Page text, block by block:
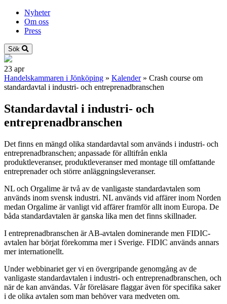
Nyheter
Om oss
Press
Sök
23 apr
Handelskammaren i Jönköping » Kalender » Crash course om
standardavtal i industri- och entreprenadbranschen
Standardavtal i industri- och
entreprenadbranschen
Det finns en mängd olika standardavtal som används i industri- och
entreprenadbranschen; anpassade för alltifrån enkla
produktleveranser, produktleveranser med montage till omfattande
entreprenader och större anläggningsleveranser.
NL och Orgalime är två av de vanligaste standardavtalen som
används inom svensk industri. NL används vid affärer inom Norden
medan Orgalime är vanligt vid affärer framför allt inom Europa. De
båda standardavtalen är ganska lika men det finns skillnader.
I entreprenadbranschen är AB-avtalen dominerande men FIDIC-
avtalen har börjat förekomma mer i Sverige. FIDIC används annars
mer internationellt.
Under webbinariet ger vi en övergripande genomgång av de
vanligaste standardavtalen i industri- och entreprenadbranschen, och
när de kan användas. Vår föreläsare flaggar även för specifika saker
i de olika avtalen som man behöver vara medveten om.